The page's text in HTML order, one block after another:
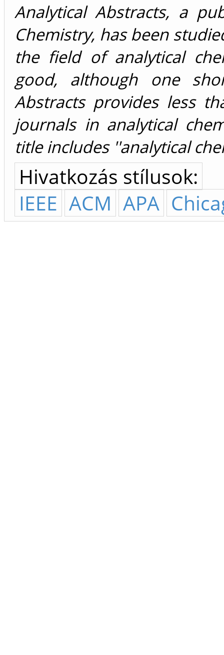
Analytical Abstracts, a
Chemistry, has been
the field of analytical
good, although one
Abstracts provides less
journals in analytical
title includes ''analytical
Hivatkozás stílusok:
IEEE ACM APA